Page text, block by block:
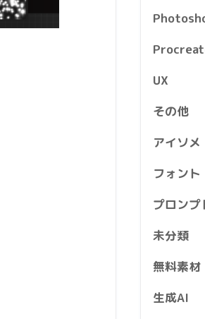
UX
その他
アイソメ
フォント
プロンプ
未分類
無料素材
生成AI